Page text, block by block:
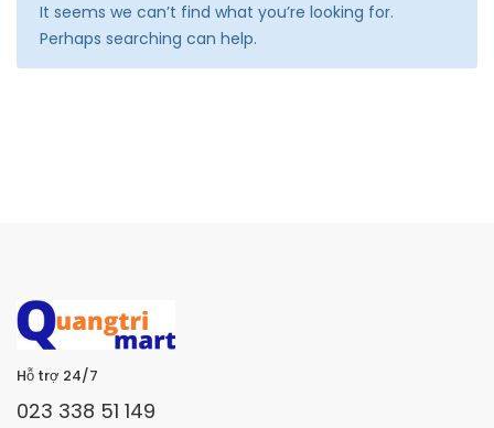
It seems we can’t find what you’re looking for.
Perhaps searching can help.
Hỗ trợ 24/7
023 338 51 149